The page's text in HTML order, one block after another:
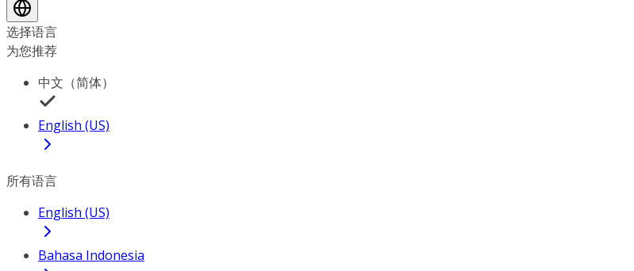
选择语言
为您推荐
中文（简体）
English (US)
所有语言
English (US)
Bahasa Indonesia